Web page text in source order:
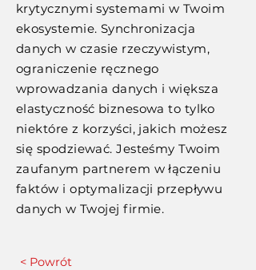
krytycznymi systemami w Twoim
ekosystemie. Synchronizacja
danych w czasie rzeczywistym,
ograniczenie ręcznego
wprowadzania danych i większa
elastyczność biznesowa to tylko
niektóre z korzyści, jakich możesz
się spodziewać. Jesteśmy Twoim
zaufanym partnerem w łączeniu
faktów i optymalizacji przepływu
danych w Twojej firmie.
< Powrót